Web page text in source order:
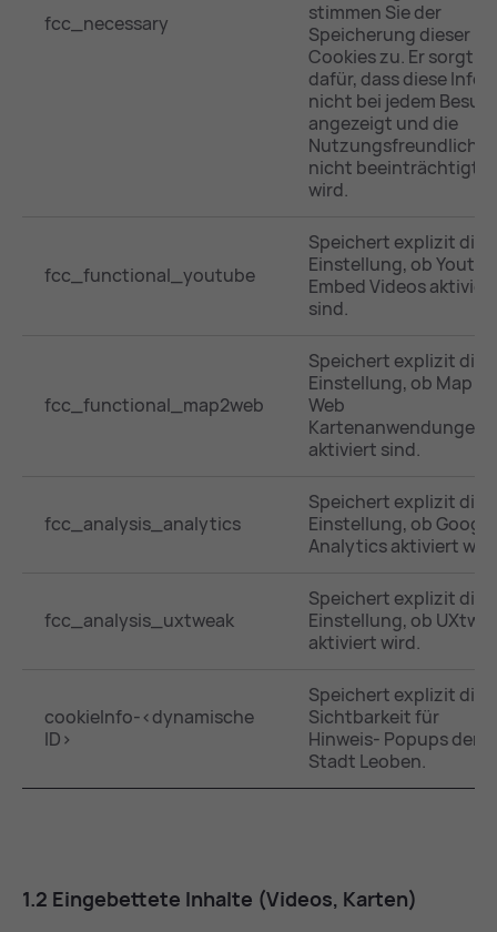
fcc_necessary
stimmen Sie der
Speicherung dieser
Cookies zu. Er sorgt
dafür, dass diese Info
nicht bei jedem
angezeigt und die
nicht beeinträchtigt
wird.
fcc_functional_youtube
Speichert explizit die
Einstellung, ob
Embed Videos aktiviert
sind.
fcc_functional_map2web
Speichert explizit die
Einstellung, ob Map 2
Web
Kartenanwendungen
aktiviert sind.
fcc_analysis_analytics
Speichert explizit die
Einstellung, ob Google
Analytics aktiviert
fcc_analysis_uxtweak
Speichert explizit die
Einstellung, ob
aktiviert wird.
cookieInfo-<dynamische
ID>
Speichert explizit die
Sichtbarkeit für
Hinweis- Popups der
Stadt Leoben.
1.2 Ein­ge­bet­te­te In­hal­te (Vi­de­os, Kar­ten)